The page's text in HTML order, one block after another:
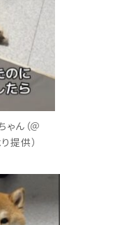
ん（＠
提供）